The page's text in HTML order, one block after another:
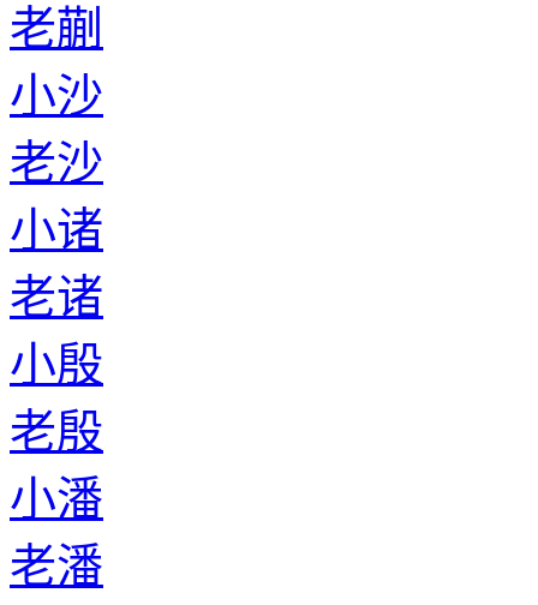
老蒯
小沙
老沙
小诸
老诸
小殷
老殷
小潘
老潘